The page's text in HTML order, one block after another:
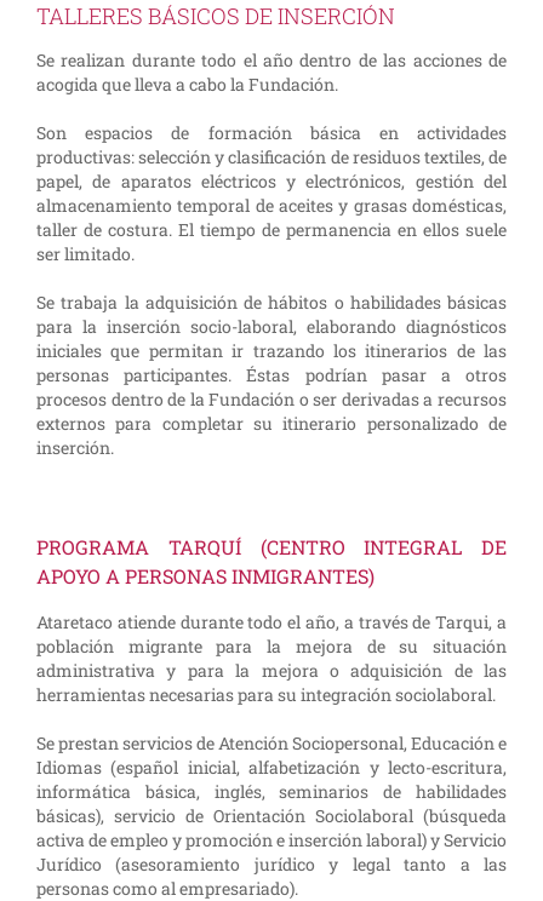
TALLERES BÁSICOS DE INSERCIÓN
Se realizan durante todo el año dentro de las acciones de
acogida que lleva a cabo la Fundación.
Son espacios de formación básica en actividades
productivas: selección y clasificación de residuos textiles, de
papel, de aparatos eléctricos y electrónicos, gestión del
almacenamiento temporal de aceites y grasas domésticas,
taller de costura. El tiempo de permanencia en ellos suele
ser limitado.
Se trabaja la adquisición de hábitos o habilidades básicas
para la inserción socio-laboral, elaborando diagnósticos
iniciales que permitan ir trazando los itinerarios de las
personas participantes. Éstas podrían pasar a otros
procesos dentro de la Fundación o ser derivadas a recursos
externos para completar su itinerario personalizado de
inserción.
PROGRAMA TARQUÍ (CENTRO INTEGRAL DE
APOYO A PERSONAS INMIGRANTES)
Ataretaco atiende durante todo el año, a través de Tarqui, a
población migrante para la mejora de su situación
administrativa y para la mejora o adquisición de las
herramientas necesarias para su integración sociolaboral.
Se prestan servicios de Atención Sociopersonal, Educación e
Idiomas (español inicial, alfabetización y lecto-escritura,
informática básica, inglés, seminarios de habilidades
básicas), servicio de Orientación Sociolaboral (búsqueda
activa de empleo y promoción e inserción laboral) y Servicio
Jurídico (asesoramiento jurídico y legal tanto a las
personas como al empresariado).